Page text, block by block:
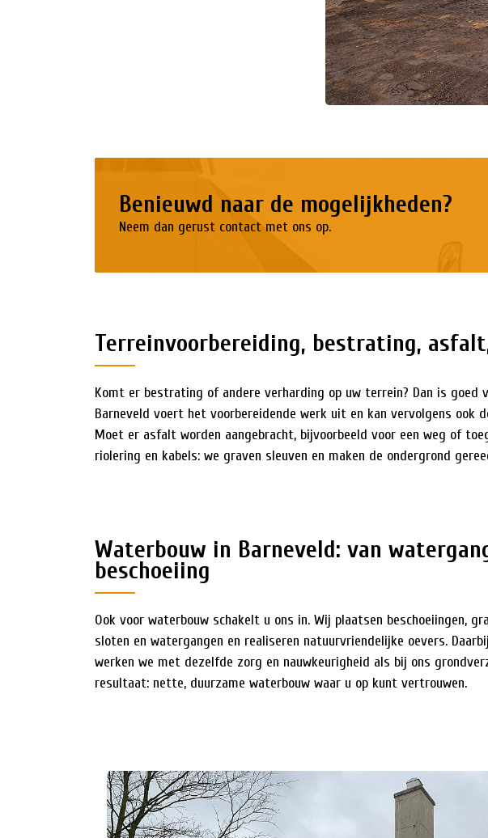
Benieuwd naar de mogelijkheden?
Neem dan gerust contact met ons op.
Terreinvoorbereiding, bestrating,
Komt er bestrating of andere verharding op uw terrein? Dan is
Barneveld voert het voorbereidende werk uit en kan vervolgens
Moet er asfalt worden aangebracht, bijvoorbeeld voor een weg of
riolering en kabels: we graven sleuven en maken de ondergrond
Waterbouw in Barneveld: van
beschoeiing
Ook voor waterbouw schakelt u ons in. Wij plaatsen beschoeiingen,
sloten en watergangen en realiseren natuurvriendelijke oevers. Daarbij
werken we met dezelfde zorg en nauwkeurigheid als bij ons
resultaat: nette, duurzame waterbouw waar u op kunt vertrouwen.